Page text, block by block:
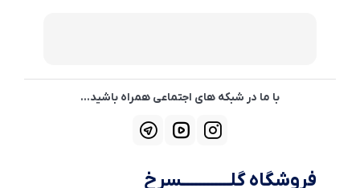
با ما در شبکه های اجتماعی همراه باشید...
فروشگاه گلــــــــــــسرخ